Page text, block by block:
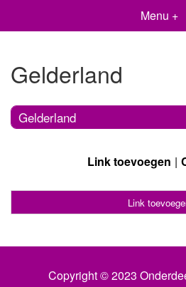
Menu +
Gelderland
Gelderland
Link toevoegen
Link
Copyright © 2023